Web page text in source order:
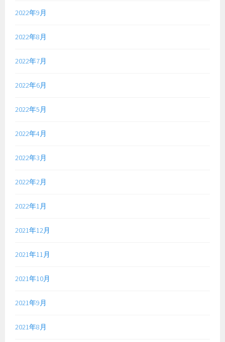
2022年9月
2022年8月
2022年7月
2022年6月
2022年5月
2022年4月
2022年3月
2022年2月
2022年1月
2021年12月
2021年11月
2021年10月
2021年9月
2021年8月